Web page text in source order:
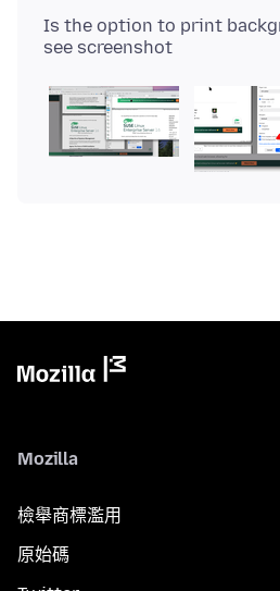
Is the option to print
Mozilla
檢舉商標濫用
原始碼